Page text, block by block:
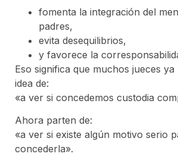
fomenta la integración del
padres,
evita desequilibrios,
y favorece la
Eso significa que muchos jueces
idea de:
«a ver si concedemos custodia
Ahora parten de:
«a ver si existe algún motivo serio
concederla».